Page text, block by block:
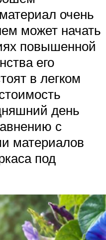
очень
может начать
повышенной
его
в легком
день
с
материалов
под